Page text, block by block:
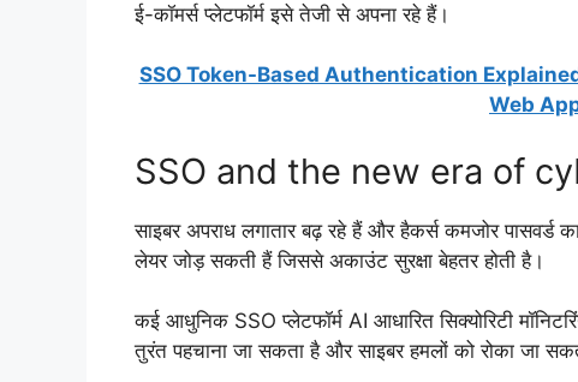
ई-कॉमर्स प्लेटफॉर्म इसे तेजी से अपना रहे हैं।
SSO Token-Based Authentication
Web
SSO and the new era of
साइबर अपराध लगातार बढ़ रहे हैं और हैकर्स कमजोर पासवर्ड
लेयर जोड़ सकती हैं जिससे अकाउंट सुरक्षा बेहतर होती है।
कई आधुनिक SSO प्लेटफॉर्म AI आधारित सिक्योरिटी
तुरंत पहचाना जा सकता है और साइबर हमलों को रोका जा